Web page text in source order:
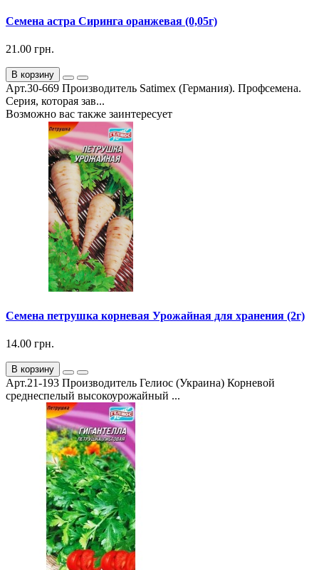
Семена астра Сиринга оранжевая (0,05г)
21.00 грн.
В корзину
Арт.30-669 Производитель Satimex (Германия). Профсемена.
Серия, которая зав...
Возможно вас также заинтересует
Семена петрушка корневая Урожайная для хранения (2г)
14.00 грн.
В корзину
Арт.21-193 Производитель Гелиос (Украина) Корневой
среднеспелый высокоурожайный ...